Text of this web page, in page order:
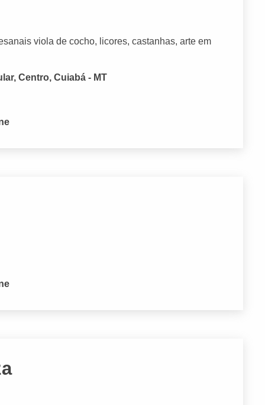
viola de cocho, licores, castanhas, arte em
Centro, Cuiabá - MT